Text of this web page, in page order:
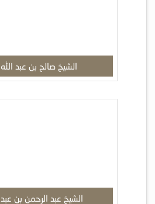
الشيخ صالح بن عبد
الشيخ عبد الرحمن بن عبد